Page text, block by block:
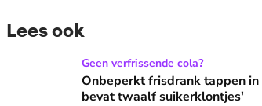
gaan niet wachten'
Lees ook
Onbeperkt frisdrank tappen in de Efteling:
Geen verfrissende cola?
Onbeperkt frisdrank tappen
bevat twaalf suikerklontjes'